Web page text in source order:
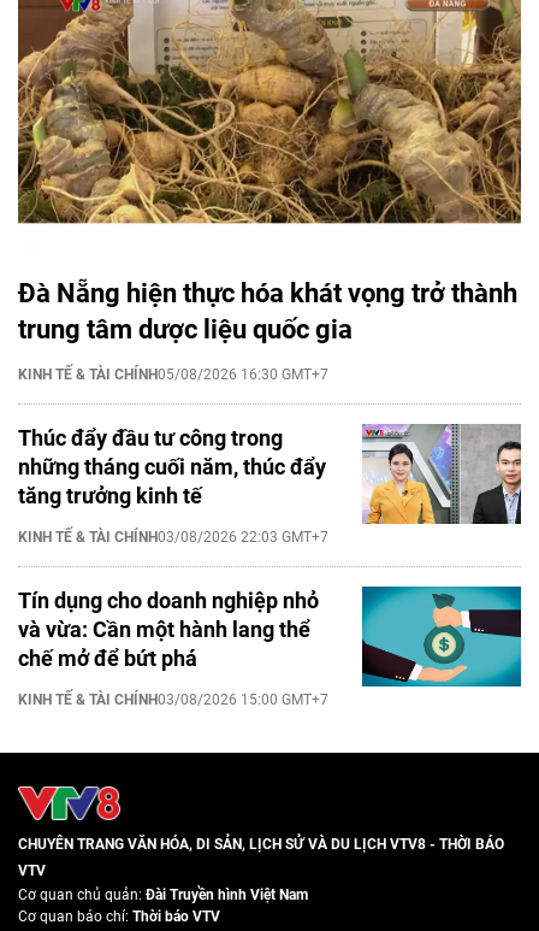
Đà Nẵng hiện thực hóa khát vọng trở thành
trung tâm dược liệu quốc gia
KINH TẾ & TÀI CHÍNH05/08/2026 16:30 GMT+7
Thúc đẩy đầu tư công trong
những tháng cuối năm, thúc đẩy
tăng trưởng kinh tế
KINH TẾ & TÀI CHÍNH03/08/2026 22:03 GMT+7
Tín dụng cho doanh nghiệp nhỏ
và vừa: Cần một hành lang thể
chế mở để bứt phá
KINH TẾ & TÀI CHÍNH03/08/2026 15:00 GMT+7
CHUYÊN TRANG VĂN HÓA, DI SẢN, LỊCH SỬ VÀ DU LỊCH VTV8 - THỜI BÁO
VTV
Cơ quan chủ quản:Đài Truyền hình Việt Nam
Cơ quan báo chí: Thời báo VTV